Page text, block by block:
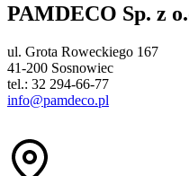
PAMDECO Sp. z
ul. Grota Roweckiego 167
41-200 Sosnowiec
tel.: 32 294-66-77
info@pamdeco.pl